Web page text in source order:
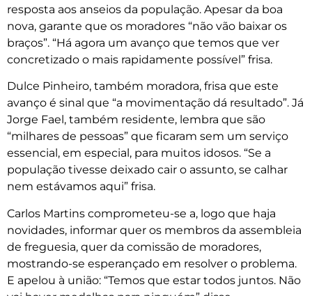
resposta aos anseios da população. Apesar da boa
nova, garante que os moradores “não vão baixar os
braços”. “Há agora um avanço que temos que ver
concretizado o mais rapidamente possível” frisa.
Dulce Pinheiro, também moradora, frisa que este
avanço é sinal que “a movimentação dá resultado”. Já
Jorge Fael, também residente, lembra que são
“milhares de pessoas” que ficaram sem um serviço
essencial, em especial, para muitos idosos. “Se a
população tivesse deixado cair o assunto, se calhar
nem estávamos aqui” frisa.
Carlos Martins comprometeu-se a, logo que haja
novidades, informar quer os membros da assembleia
de freguesia, quer da comissão de moradores,
mostrando-se esperançado em resolver o problema.
E apelou à união: “Temos que estar todos juntos. Não